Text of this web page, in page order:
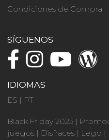
Condiciones de Compra
SÍGUENOS
IDIOMAS
ES | PT
Black Friday 2025 |
juegos | Disfraces | Lego |